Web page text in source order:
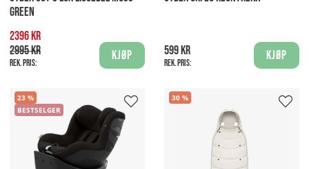
GREEN
2396 kr
2995 kr
Rek. pris:
Kjøp 599 kr
Rek. pris:
Kjøp
23
BESTSELGER
30